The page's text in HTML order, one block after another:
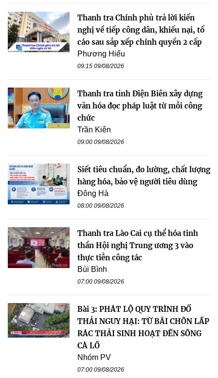
Thanh tra Chính phủ trả lời kiến
nghị về tiếp công dân, khiếu nại, tố
cáo sau sắp xếp chính quyền 2 cấp
Phương Hiếu
09:15 09/08/2026
Thanh tra tỉnh Điện Biên xây dựng
văn hóa đọc pháp luật từ mỗi công
chức
Trần Kiên
09:00 09/08/2026
Siết tiêu chuẩn, đo lường, chất lượng
hàng hóa, bảo vệ người tiêu dùng
Đông Hà
08:00 09/08/2026
Thanh tra Lào Cai cụ thể hóa tinh
thần Hội nghị Trung ương 3 vào
thực tiễn công tác
Bùi Bình
07:00 09/08/2026
Bài 3: PHÁT LỘ QUY TRÌNH ĐỔ
THẢI NGUY HẠI: TỪ BÃI CHÔN LẤP
RÁC THẢI SINH HOẠT ĐẾN SÔNG
CÀ LỒ
Nhóm PV
07:00 09/08/2026